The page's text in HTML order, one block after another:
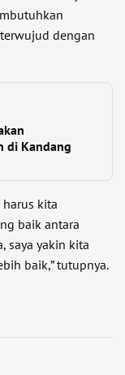
dengan
di Kandang
kita
baik antara
saya yakin kita
baik,” tutupnya.